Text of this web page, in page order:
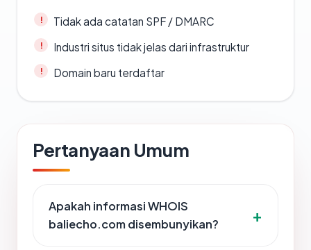
Tidak ada catatan SPF / DMARC
Industri situs tidak jelas dari infrastruktur
Domain baru terdaftar
Pertanyaan Umum
Apakah informasi WHOIS
baliecho.com disembunyikan?